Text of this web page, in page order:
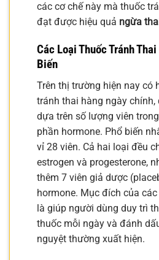
các cơ chế này mà thuốc
đạt được hiệu quả ngừa
Các Loại Thuốc Tránh
Biến
Trên thị trường hiện nay có
tránh thai hàng ngày
dựa trên số lượng viên
phần hormone. Phổ biến
vỉ 28 viên. Cả hai loại đều
estrogen và progesterone,
thêm 7 viên giả dược
hormone. Mục đích của
là giúp người dùng duy trì
thuốc mỗi ngày và đánh
nguyệt thường xuất hiện.